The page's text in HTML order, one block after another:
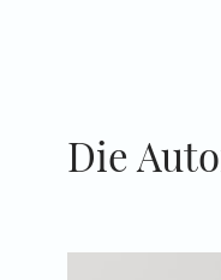
Die